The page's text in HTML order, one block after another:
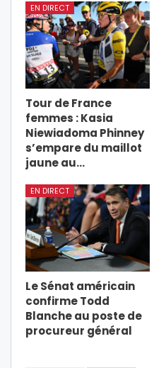
EN DIRECT
Tour de France
femmes : Kasia
Niewiadoma Phinney
s’empare du maillot
jaune au…
EN DIRECT
Le Sénat américain
confirme Todd
Blanche au poste de
procureur général